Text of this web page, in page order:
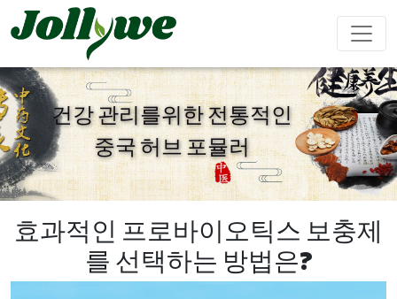
변비약 체중감량
뷰티다이어
트
면역강화 남성강화
알약 캡슐 가루음료
액체음료 티백 젤리캔디
건강 관리를위한 전통적인
중국 허브 포뮬러
효과적인 프로바이오틱스 보충제
를 선택하는 방법은?